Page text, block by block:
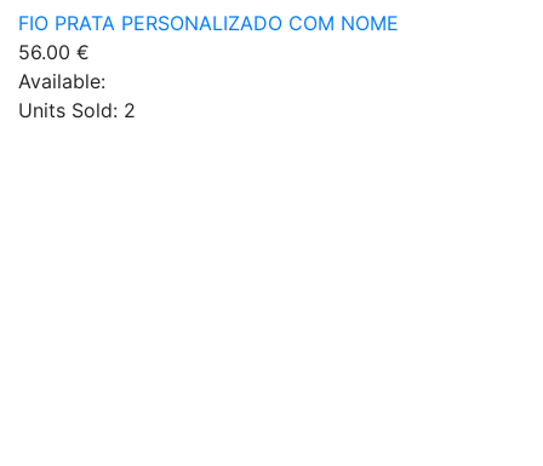
FIO PRATA PERSONALIZADO COM NOME
56.00 €
Available:
Units Sold: 2